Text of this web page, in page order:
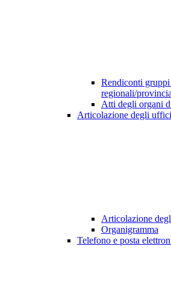
Rendiconti
regionali/
Atti degli organi
Articolazione degli uffici
Articolazione
Organigramma
Telefono e posta